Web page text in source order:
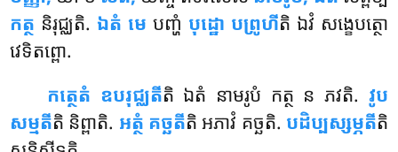
កត្ថ និរុជ្ឈតិ. ឯតំ មេ បញ្ហំ បុដ្ឋោ បព្រូហីតិ ឯវំ សង្ខេបត្ថោ
វេទិតព្ពោ.
កត្ថេតំ ឧបរុជ្ឈតីតិ ឯតំ នាមរូបំ កត្ថ ន ភវតិ. វូប
សម្មតីតិ និព្ពាតិ. អត្ថំ គច្ឆតីតិ អភាវំ គច្ឆតិ. បដិប្បស្សម្ភតីតិ